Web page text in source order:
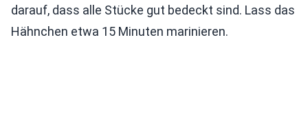
darauf, dass alle Stücke gut bedeckt sind. Lass das
Hähnchen etwa 15 Minuten marinieren.